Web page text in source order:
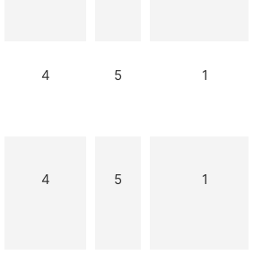
4 5 1
4 5 1